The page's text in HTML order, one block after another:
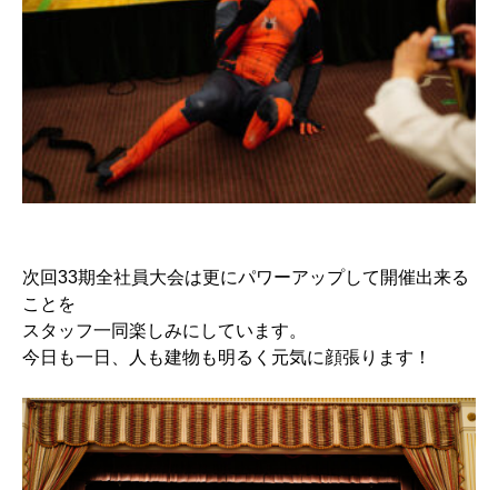
次回33期全社員大会は更にパワーアップして開催出来る
ことを
スタッフ一同楽しみにしています。
今日も一日、人も建物も明るく元気に顔張ります！